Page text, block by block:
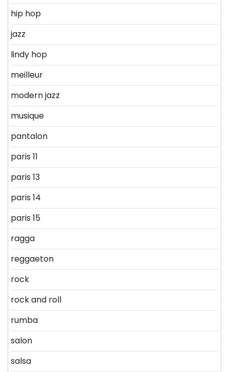
hip hop
jazz
lindy hop
meilleur
modern jazz
musique
pantalon
paris 11
paris 13
paris 14
paris 15
ragga
reggaeton
rock
rock and roll
rumba
salon
salsa